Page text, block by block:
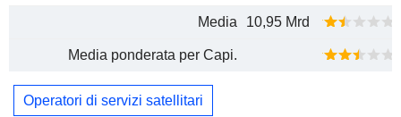
Media
10,95 Mrd
Media ponderata per Capi.
Operatori di servizi satellitari